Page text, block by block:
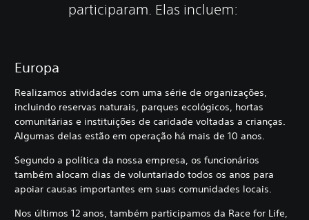
participaram. Elas incluem:
Europa
Realizamos atividades com uma série de organizações,
incluindo reservas naturais, parques ecológicos, hortas
comunitárias e instituições de caridade voltadas a crianças.
Algumas delas estão em operação há mais de 10 anos.
Segundo a política da nossa empresa, os funcionários
também alocam dias de voluntariado todos os anos para
apoiar causas importantes em suas comunidades locais.
Nos últimos 12 anos, também participamos da Race for Life,